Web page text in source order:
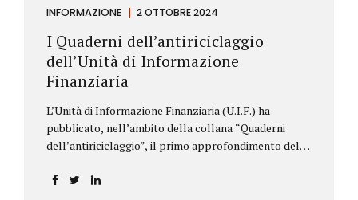
INFORMAZIONE 2 OTTOBRE 2024
I Quaderni dell’antiriciclaggio
dell’Unità di Informazione
Finanziaria
L’Unità di Informazione Finanziaria (U.I.F.) ha
pubblicato, nell’ambito della collana “Quaderni
dell’antiriciclaggio”, il primo approfondimento del
aggiornamenti della normativa e della